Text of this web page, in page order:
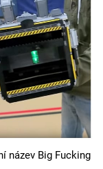
název Big Fucking